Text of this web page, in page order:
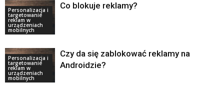
Personalizacja i
targetowanie
reklam w
urządzeniach
mobilnych
Co blokuje reklamy?
Personalizacja i
targetowanie
reklam w
urządzeniach
mobilnych
Czy da się zablokować reklamy na
Androidzie?